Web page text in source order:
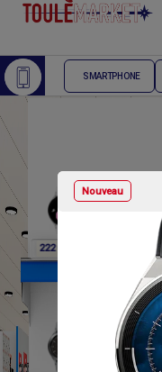
Nouveau
SMARTPHONE
222 000